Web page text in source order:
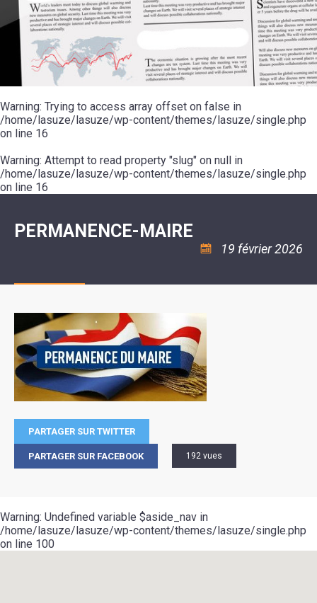
20ÈME
SIÈCLE
RÉUNIONS
DU
CONSEIL
MUNICIPAL
ARRÊTÉS
DÉCISIONS
MAIRE
MOT
DE
LA
MINORITÉ
LES
ÉCOLES
COLLÈGE
ESPACE
JEUNES
11
18
:
ASSOCIATION
COULÉE
DOUCE
ENVIRONNEMENT
L'EAU
L'ASSAINISSEMENT
RÉSIDENCE
AUTONOMIE
LE
CCAS
LA
POLICE
SÉCURITÉ
/
RISQUES
MAJEURS
MUSIQUE
L'ÉCOLE
COMMUNAUTAIRE
DANSE
PISCINE
ASSOCIATIONS
VOIE
VERTE
VISITES
DÉCOUVERTES
LES
RANDONNÉES
LE
POUR
CAMPING-
CARS
TENTES
CARAVANES
LA
HALTE
FLUVIALE
LA
SUZE
Warning: Trying to access array offset on false in
/home/lasuze/lasuze/wp-content/themes/lasuze/single.php
on line 16
Warning: Attempt to read property "slug" on null in
/home/lasuze/lasuze/wp-content/themes/lasuze/single.php
on line 16
PERMANENCE-MAIRE
19 février 2026
PARTAGER SUR TWITTER
PARTAGER SUR FACEBOOK 192 vues
Warning: Undefined variable $aside_nav in
/home/lasuze/lasuze/wp-content/themes/lasuze/single.php
on line 100